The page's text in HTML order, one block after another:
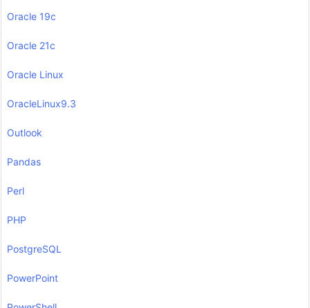
Oracle 19c
Oracle 21c
Oracle Linux
OracleLinux9.3
Outlook
Pandas
Perl
PHP
PostgreSQL
PowerPoint